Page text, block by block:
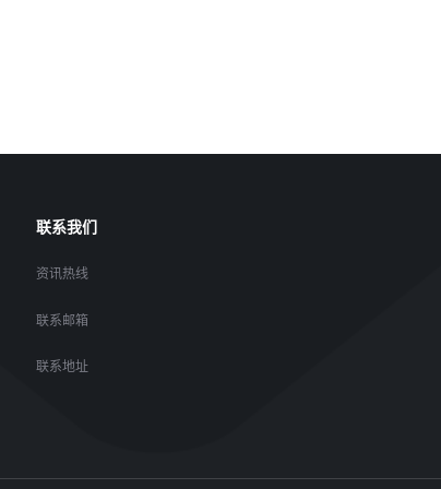
联系我们
资讯热线
联系邮箱
联系地址